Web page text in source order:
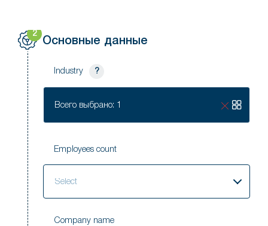
Основные данные
2
Industry ?
Всего выбрано: 1
Employees count
Company name